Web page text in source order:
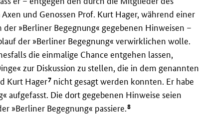
und Genossen Prof. Kurt Hager, während einer
»Berliner Begegnung« gegebenen Hinweisen –
der »Berliner Begegnung« verwirklichen wolle.
die einmalige Chance entgehen lassen,
zur Diskussion zu stellen, die in dem genannten
Kurt Hager7 nicht gesagt werden konnten. Er habe
aufgefasst. Die dort gegebenen Hinweise seien
»Berliner Begegnung« passiere.8